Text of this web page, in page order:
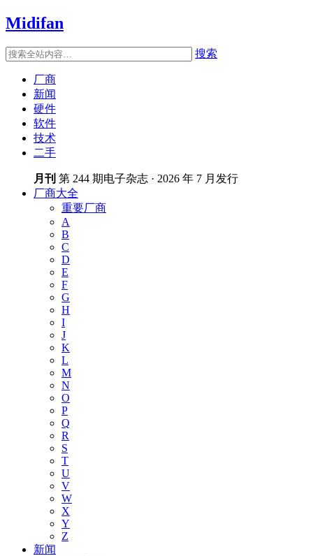
Midifan
搜索
厂商
新闻
硬件
软件
技术
二手
月刊 第 244 期电子杂志 · 2026 年 7 月发行
厂商大全
重要厂商
A
B
C
D
E
F
G
H
I
J
K
L
M
N
O
P
Q
R
S
T
U
V
W
X
Y
Z
新闻